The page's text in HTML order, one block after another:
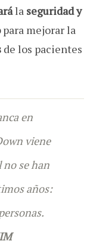
la seguridad y
para mejorar la
de los pacientes
en
viene
no se han
años: